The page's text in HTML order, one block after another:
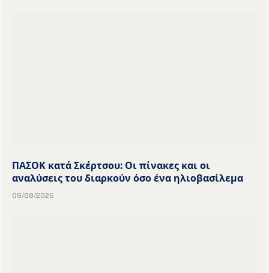
ΠΑΣΟΚ κατά Σκέρτσου: Οι πίνακες και οι
αναλύσεις του διαρκούν όσο ένα ηλιοβασίλεμα
08/08/2026